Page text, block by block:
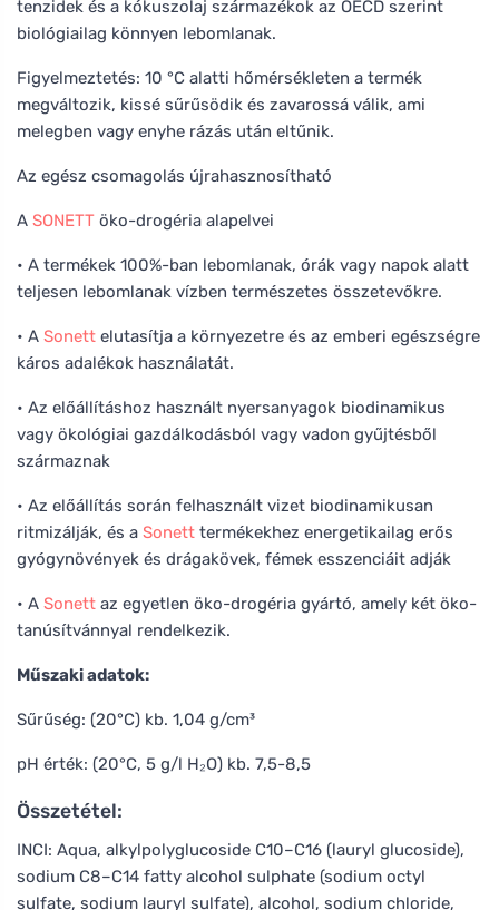
tenzidek és a kókuszolaj származékok az OECD szerint
biológiailag könnyen lebomlanak.
Figyelmeztetés: 10 °C alatti hőmérsékleten a termék
megváltozik, kissé sűrűsödik és zavarossá válik, ami
melegben vagy enyhe rázás után eltűnik.
Az egész csomagolás újrahasznosítható
A SONETT öko-drogéria alapelvei
• A termékek 100%-ban lebomlanak, órák vagy napok alatt
teljesen lebomlanak vízben természetes összetevőkre.
• A Sonett elutasítja a környezetre és az emberi egészségre
káros adalékok használatát.
• Az előállításhoz használt nyersanyagok biodinamikus
vagy ökológiai gazdálkodásból vagy vadon gyűjtésből
származnak
• Az előállítás során felhasznált vizet biodinamikusan
ritmizálják, és a Sonett termékekhez energetikailag erős
gyógynövények és drágakövek, fémek esszenciáit adják
• A Sonett az egyetlen öko-drogéria gyártó, amely két öko-
tanúsítvánnyal rendelkezik.
Műszaki adatok:
Sűrűség: (20°C) kb. 1,04 g/cm³
pH érték: (20°C, 5 g/l H₂O) kb. 7,5-8,5
Összetétel:
INCI: Aqua, alkylpolyglucoside C10–C16 (lauryl glucoside),
sodium C8–C14 fatty alcohol sulphate (sodium octyl
sulfate, sodium lauryl sulfate), alcohol, sodium chloride,